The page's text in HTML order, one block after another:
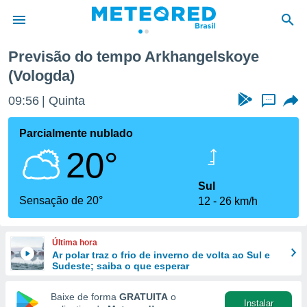
da
por
para
fornecidas
forma
Previsão do tempo Arkhangelskoye
(Vologda)
09:56 Quinta ...
Parcialmente nublado
20°
Sensação de 20°
Sul
12
26 km/h
Última hora
Ar polar traz o frio de inverno de volta ao Sul e
Sudeste; saiba o que esperar
Baixe de forma GRATUITA o
Instalar